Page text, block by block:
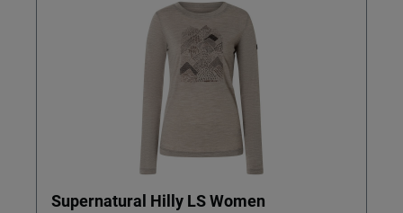
Supernatural Hilly LS Women